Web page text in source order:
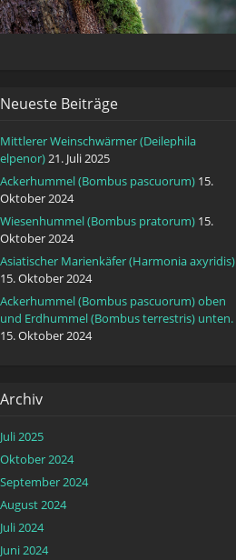
Neueste Beiträge
Mittlerer Weinschwärmer (Deilephila
elpenor)21. Juli 2025
Ackerhummel (Bombus pascuorum) 15.
Oktober 2024
Wiesenhummel (Bombus pratorum) 15.
Oktober 2024
Asiatischer Marienkäfer (Harmonia axyridis)
15. Oktober 2024
Ackerhummel (Bombus pascuorum) oben
und Erdhummel (Bombus terrestris) unten.
15. Oktober 2024
Archiv
Juli 2025
Oktober 2024
September 2024
August 2024
Juli 2024
Juni 2024